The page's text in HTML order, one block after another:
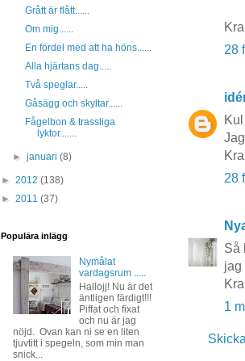
28
28
Så
jag
1
Grått är flått......
Om mig......
En fördel med att ha höns......
Alla hjärtans dag.....
Två speglar.....
Gåsägg och skyltar......
Fågelbon & trassliga
lyktor.......
►januari(8)
► 2012 (138)
► 2011 (37)
Populära inlägg
Nymålat
vardagsrum .....
Hallojj! Nu är det
äntligen färdigt!!!
Piffat och fixat
och nu är jag
nöjd. Ovan kan ni se en liten
tjuvtitt i spegeln, som min man
snick...